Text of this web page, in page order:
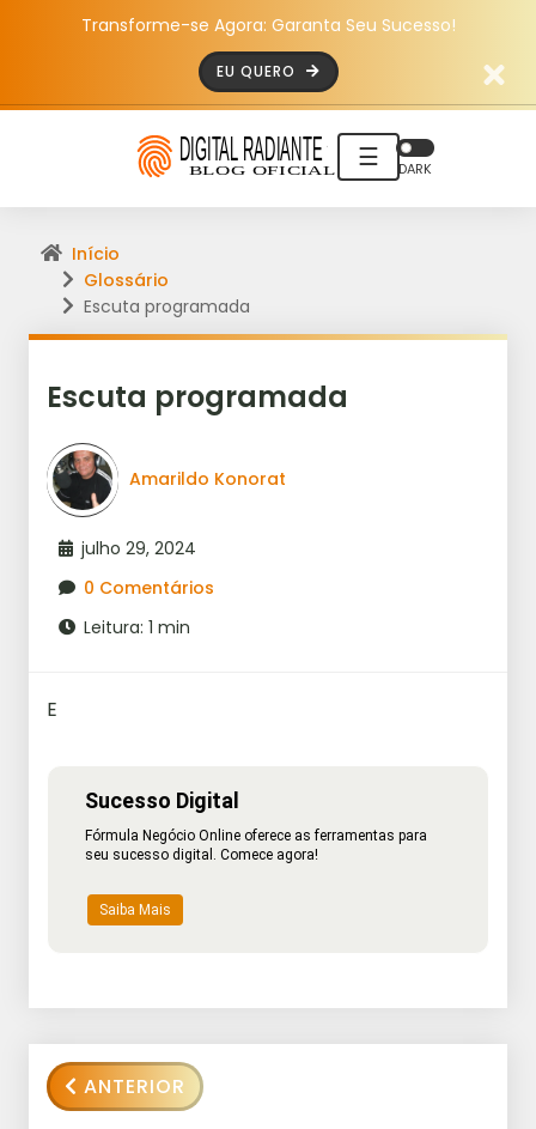
Transforme-se Agora: Garanta Seu Sucesso!
EU QUERO
☰ DARK
Início
Glossário
Escuta programada
Escuta programada
Amarildo Konorat
julho 29, 2024
0 Comentários
Leitura: 1 min
E
Sucesso Digital
Fórmula Negócio Online oferece as ferramentas para
seu sucesso digital. Comece agora!
Saiba Mais
ANTERIOR